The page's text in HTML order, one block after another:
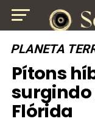
PLANETA
Pítons
surgindo
Flórida